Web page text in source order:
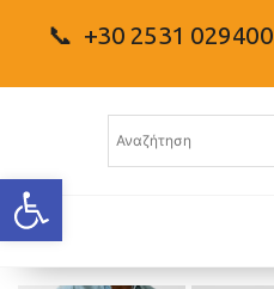
Ανοίξτε τη γραμμή εργαλείων
📞 +30 2531 029400